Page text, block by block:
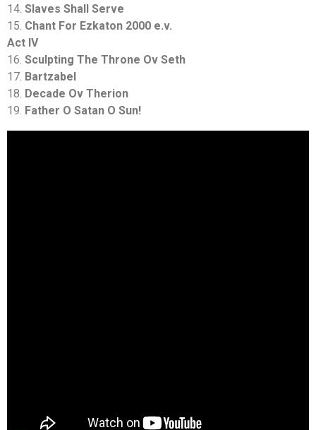
14. Slaves Shall Serve
15. Chant For Ezkaton 2000 e.v.
Act IV
16. Sculpting The Throne Ov Seth
17. Bartzabel
18. Decade Ov Therion
19. Father O Satan O Sun!